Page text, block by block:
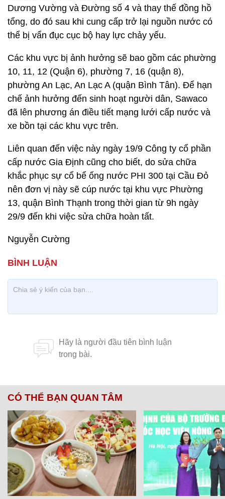
Dương Vường và Đường số 4 và thay thế đồng hồ
tổng, do đó sau khi cung cấp trở lại nguồn nước có
thể bị vẩn đục cục bộ hay lực chảy yếu.
Các khu vực bị ảnh hưởng sẽ bao gồm các phường
10, 11, 12 (Quận 6), phường 7, 16 (quận 8),
phường An Lạc, An Lạc A (quận Bình Tân). Để hạn
chế ảnh hưởng đến sinh hoạt người dân, Sawaco
đã lên phương án điều tiết mạng lưới cấp nước và
xe bồn tại các khu vực trên.
Liên quan đến việc này ngày 19/9 Công ty cổ phần
cấp nước Gia Định cũng cho biết, do sửa chữa
khắc phục sự cổ bể ống nước PHI 300 tại Cầu Đỏ
nên đơn vị này sẽ cúp nước tại khu vực Phường
13, quận Bình Thạnh trong thời gian từ 9h ngày
29/9 đến khi việc sửa chữa hoàn tất.
Nguyễn Cường
CÓ THỂ BẠN QUAN TÂM